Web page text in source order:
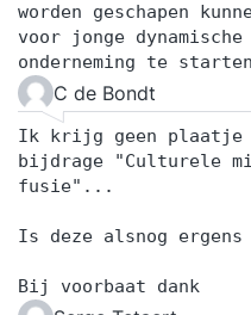
worden geschapen
voor jonge dynamische
onderneming te
C de Bondt
Ik krijg geen plaatje
bijdrage "Culturele
fusie"...
Is deze alsnog
Bij voorbaat dank